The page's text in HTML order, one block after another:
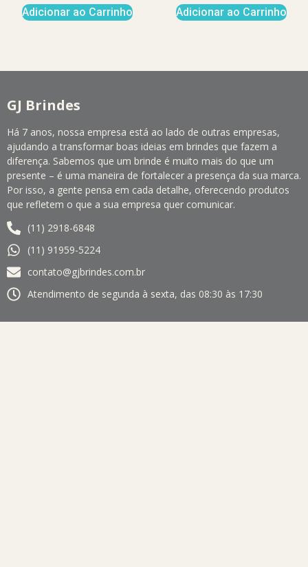
Adicionar ao Carrinho Adicionar ao Carrinho
GJ Brindes
Há 7 anos, nossa empresa está ao lado de outras empresas,
ajudando a transformar boas ideias em brindes que fazem a
diferença. Sabemos que um brinde é muito mais do que um
presente – é uma maneira de fortalecer a presença da sua marca.
Por isso, a gente pensa em cada detalhe, oferecendo produtos
que refletem o que a sua empresa quer comunicar.
(11) 2918-6848
(11) 91959-5224
contato@gjbrindes.com.br
Atendimento de segunda à sexta, das 08:30 às 17:30